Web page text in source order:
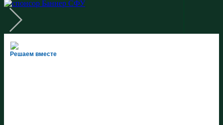
Решаем вместе